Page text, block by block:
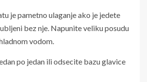
je pametno ulaganje ako je jedete
bez nje. Napunite veliku posudu
vodom.
po jedan ili odsecite bazu glavice